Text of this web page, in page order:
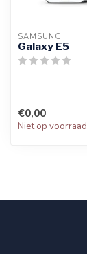
SAMSUNG
Galaxy E5
€0,00
Niet op voorraad